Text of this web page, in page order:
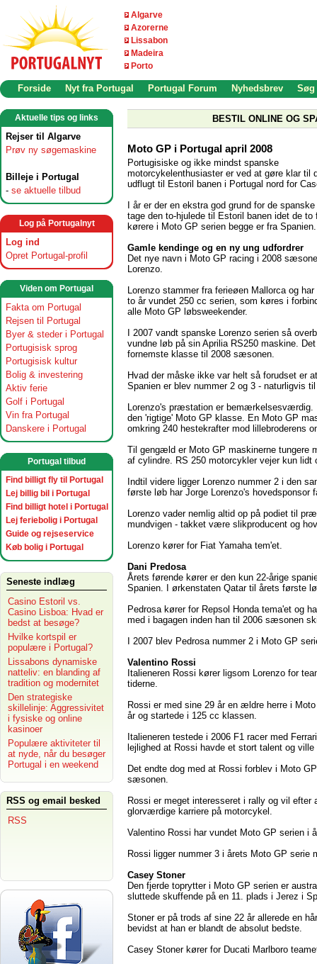
Algarve
Azorerne
Lissabon
Madeira
Porto
Forside Nyt fra Portugal Portugal Forum Nyhedsbrev Søg
Aktuelle tips og links
Rejser til Algarve
Prøv ny søgemaskine
Billeje i Portugal
- se aktuelle tilbud
Log på Portugalnyt
Log ind
Opret Portugal-profil
Viden om Portugal
Fakta om Portugal
Rejsen til Portugal
Byer & steder i Portugal
Portugisisk sprog
Portugisisk kultur
Bolig & investering
Aktiv ferie
Golf i Portugal
Vin fra Portugal
Danskere i Portugal
Portugal tilbud
Find billigt fly til Portugal
Lej billig bil i Portugal
Find billigt hotel i Portugal
Lej feriebolig i Portugal
Guide og rejseservice
Køb bolig i Portugal
Seneste indlæg
Casino Estoril vs.
Casino Lisboa: Hvad er
bedst at besøge?
Hvilke kortspil er
populære i Portugal?
Lissabons dynamiske
natteliv: en blanding af
tradition og modernitet
Den strategiske
skillelinje: Aggressivitet
i fysiske og online
kasinoer
Populære aktiviteter til
at nyde, når du besøger
Portugal i en weekend
RSS og email besked
RSS
BESTIL ONLINE OG
Moto GP i Portugal april 2008
Portugisiske og ikke mindst spanske
motorcykelenthusiaster er ved at gøre klar til
udflugt til Estoril banen i Portugal nord for
I år er der en ekstra god grund for de
tage den to-hjulede til Estoril banen idet de to
kørere i Moto GP serien begge er fra Spanien.
Gamle kendinge og en ny ung udfordrer
Det nye navn i Moto GP racing i 2008
Lorenzo.
Lorenzo stammer fra ferieøen Mallorca og
to år vundet 250 cc serien, som køres i
alle Moto GP løbsweekender.
I 2007 vandt spanske Lorenzo serien så
vundne løb på sin Aprilia RS250 maskine.
fornemste klasse til 2008 sæsonen.
Hvad der måske ikke var helt så forudset er
Spanien er blev nummer 2 og 3 - naturligvis
Lorenzo's præstation er bemærkelsesværdig.
den 'rigtige' Moto GP klasse. En Moto GP
omkring 240 hestekrafter mod lillebroderens
Til gengæld er Moto GP maskinerne tungere
af cylindre. RS 250 motorcykler vejer kun lidt
Indtil videre ligger Lorenzo nummer 2 i den
første løb har Jorge Lorenzo's hovedsponsor
Lorenzo vader nemlig altid op på podiet til
mundvigen - takket være slikproducent og
Lorenzo kører for Fiat Yamaha tem'et.
Dani Predosa
Årets førende kører er den kun 22-årige
Spanien. I ørkenstaten Qatar til årets første
Pedrosa kører for Repsol Honda tema'et og
med i bagagen inden han til 2006 sæsonen
I 2007 blev Pedrosa nummer 2 i Moto GP
Valentino Rossi
Italieneren Rossi kører ligsom Lorenzo for
tiderne.
Rossi er med sine 29 år en ældre herre i
år og startede i 125 cc klassen.
Italieneren testede i 2006 F1 racer med
lejlighed at Rossi havde et stort talent og
Det endte dog med at Rossi forblev i Moto
sæsonen.
Rossi er meget interesseret i rally og vil
glorværdige karriere på motorcykel.
Valentino Rossi har vundet Moto GP serien i
Rossi ligger nummer 3 i årets Moto GP serie
Casey Stoner
Den fjerde toprytter i Moto GP serien er
sluttede skuffende på en 11. plads i Jerez i
Stoner er på trods af sine 22 år allerede en
bevidst at han er blandt de absolut bedste.
Casey Stoner kører for Ducati Marlboro